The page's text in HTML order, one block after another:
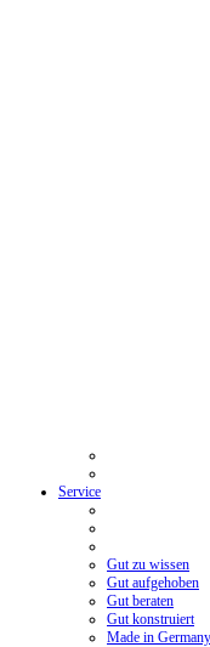
Service
Gut zu wissen
Gut aufgehoben
Gut beraten
Gut konstruiert
Made in Germany